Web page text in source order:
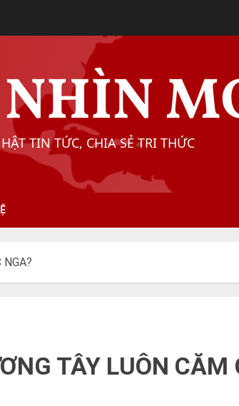
NHÌN
TIN TỨC, CHIA SẺ TRI THỨC
NGA?
TÂY LUÔN CĂM